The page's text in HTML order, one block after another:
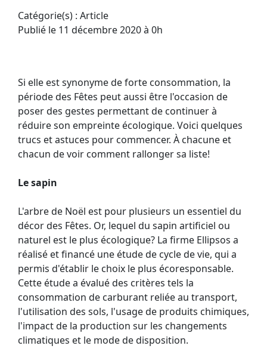
Catégorie(s) : Article
Publié le 11 décembre 2020 à 0h
Si elle est synonyme de forte consommation, la
période des Fêtes peut aussi être l'occasion de
poser des gestes permettant de continuer à
réduire son empreinte écologique. Voici quelques
trucs et astuces pour commencer. À chacune et
chacun de voir comment rallonger sa liste!
Le sapin
L'arbre de Noël est pour plusieurs un essentiel du
décor des Fêtes. Or, lequel du sapin artificiel ou
naturel est le plus écologique? La firme Ellipsos a
réalisé et financé une étude de cycle de vie, qui a
permis d'établir le choix le plus écoresponsable.
Cette étude a évalué des critères tels la
consommation de carburant reliée au transport,
l'utilisation des sols, l'usage de produits chimiques,
l'impact de la production sur les changements
climatiques et le mode de disposition.